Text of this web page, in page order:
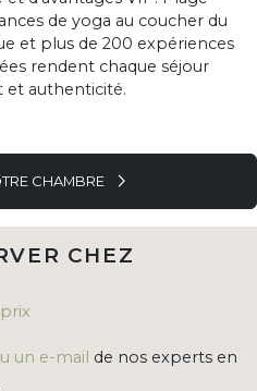
de yoga au coucher du
et plus de 200 expériences
rendent chaque séjour
et authenticité.
CHAMBRE
CHEZ
un e-mail de nos experts en